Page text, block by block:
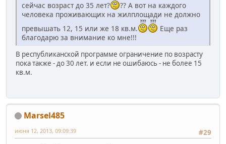
сейчас возраст до 35 лет?
?? А вот на каждого
человека проживающих на жилплощади не должно
превышать 12, 15 или же 18 кв.м.
Еще раз
благодарю за внимание ко мне!!!
В республиканской программе ограничение по возрасту
пока также - до 30 лет. и если не ошибаюсь - не более 15
кв.м.
Marsel485
#29
июня 12, 2013, 09:09:39